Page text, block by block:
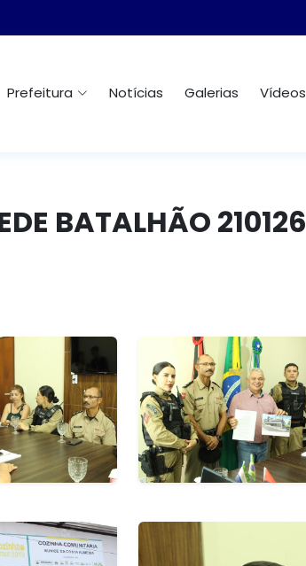
Prefeitura Notícias Galerias Vídeos
BATALHÃO 210126